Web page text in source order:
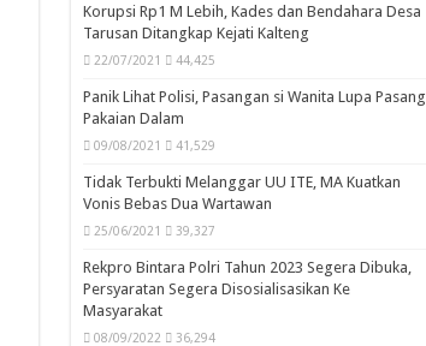
Korupsi Rp1 M Lebih, Kades dan Bendahara Desa
Tarusan Ditangkap Kejati Kalteng
22/07/2021 44,425
Panik Lihat Polisi, Pasangan si Wanita Lupa Pasang
Pakaian Dalam
09/08/2021 41,529
Tidak Terbukti Melanggar UU ITE, MA Kuatkan
Vonis Bebas Dua Wartawan
25/06/2021 39,327
Rekpro Bintara Polri Tahun 2023 Segera Dibuka,
Persyaratan Segera Disosialisasikan Ke
Masyarakat
08/09/2022 36,294